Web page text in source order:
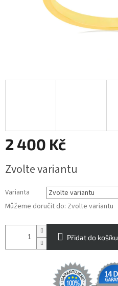
2 400 Kč
cena:
Zvolte variantu
Varianta
Můžeme doručit do: Zvolte variantu
Přidat do košíku